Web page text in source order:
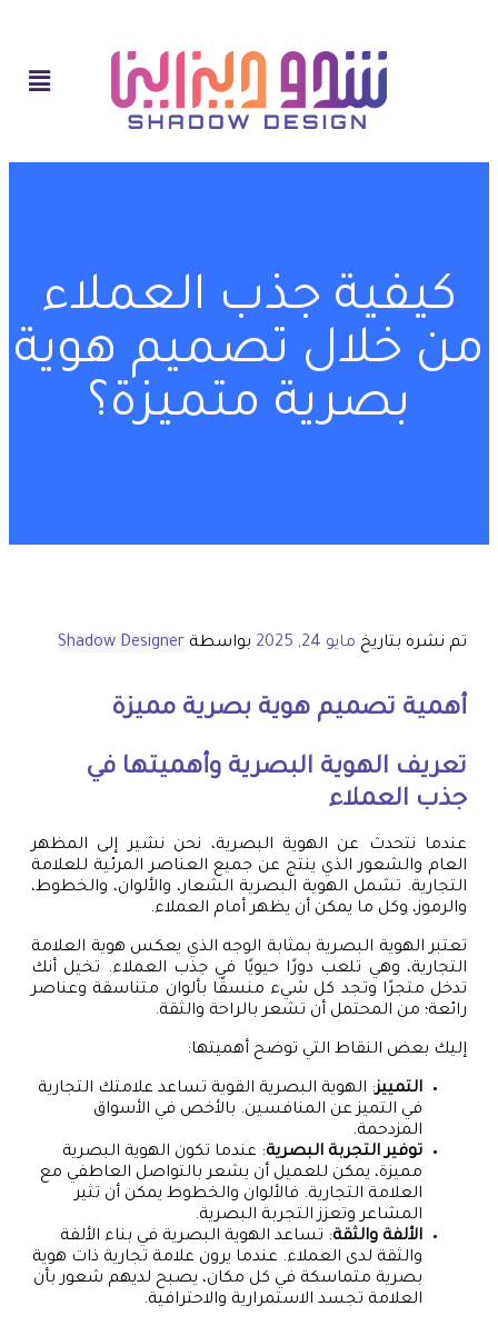
كيفية جذب العملاء
من خلال تصميم هوية
بصرية متميزة؟
تم نشره بتاريخ مايو 24, 2025 بواسطة Shadow Designer
أهمية تصميم هوية بصرية مميزة
تعريف الهوية البصرية وأهميتها في
جذب العملاء
عندما نتحدث عن الهوية البصرية، نحن نشير إلى المظهر
العام والشعور الذي ينتج عن جميع العناصر المرئية للعلامة
التجارية. تشمل الهوية البصرية الشعار، والألوان، والخطوط،
والرموز، وكل ما يمكن أن يظهر أمام العملاء.
تعتبر الهوية البصرية بمثابة الوجه الذي يعكس هوية العلامة
التجارية، وهي تلعب دورًا حيويًا في جذب العملاء. تخيل أنك
تدخل متجرًا وتجد كل شيء منسقًا بألوان متناسقة وعناصر
رائعة؛ من المحتمل أن تشعر بالراحة والثقة.
إليك بعض النقاط التي توضح أهميتها:
التمييز: الهوية البصرية القوية تساعد علامتك التجارية
في التميز عن المنافسين. بالأخص في الأسواق
المزدحمة.
توفير التجربة البصرية: عندما تكون الهوية البصرية
مميزة، يمكن للعميل أن يشعر بالتواصل العاطفي مع
العلامة التجارية. فالألوان والخطوط يمكن أن تثير
المشاعر وتعزز التجربة البصرية.
الألفة والثقة: تساعد الهوية البصرية في بناء الألفة
والثقة لدى العملاء. عندما يرون علامة تجارية ذات هوية
بصرية متماسكة في كل مكان، يصبح لديهم شعور بأن
العلامة تجسد الاستمرارية والاحترافية.